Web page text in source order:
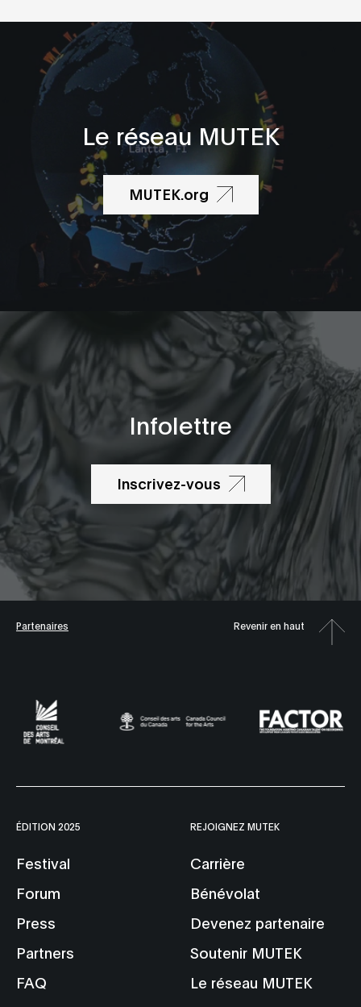
Le réseau MUTEK
MUTEK.org
Infolettre
Inscrivez-vous
Partenaires Revenir en haut
ÉDITION 2025
Festival
Forum
Press
Partners
FAQ
REJOIGNEZ MUTEK
Carrière
Bénévolat
Devenez partenaire
Soutenir MUTEK
Le réseau MUTEK